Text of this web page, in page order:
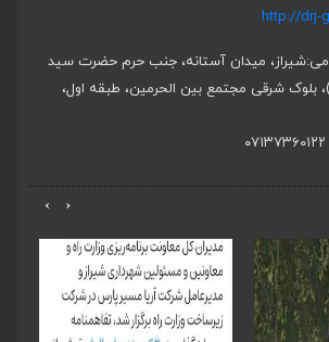
http://drj-
شیراز، میدان آستانه، جنب حرم حضرت سید
بلوک شرقی مجتمع بین الحرمین، طبقه اول،
‹
›